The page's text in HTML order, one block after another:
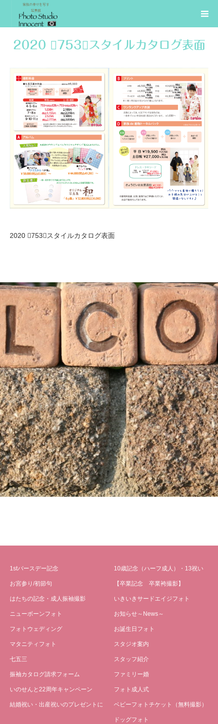
2020 753スタイルカタログ表面
2020 753スタイルカタログ表面
1stバースデー記念
お宮参り/初節句
はたちの記念・成人振袖撮影
ニューボーンフォト
フォトウェディング
マタニティフォト
七五三
振袖カタログ請求フォーム
いのせんと22周年キャンペーン
結婚祝い・出産祝いのプレゼントに
10歳記念（ハーフ成人）・13祝い
【卒業記念 卒業袴撮影】
いきいきサードエイジフォト
お知らせ～News～
お誕生日フォト
スタジオ案内
スタッフ紹介
ファミリー婚
フォト成人式
ベビーフォトチケット（無料撮影）
ドッグフォト